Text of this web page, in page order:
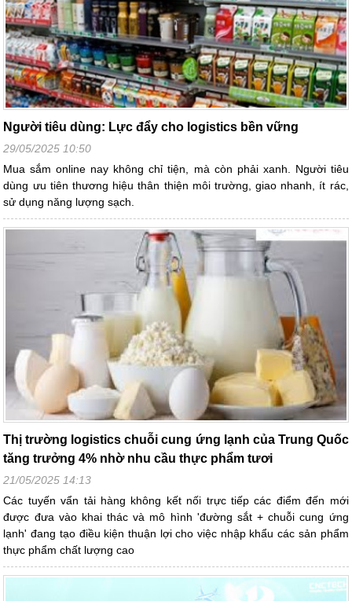
Người tiêu dùng: Lực đẩy cho logistics bền vững
29/05/2025 10:50
Mua sắm online nay không chỉ tiện, mà còn phải xanh. Người tiêu
dùng ưu tiên thương hiệu thân thiện môi trường, giao nhanh, ít rác,
sử dụng năng lượng sạch.
Thị trường logistics chuỗi cung ứng lạnh của Trung Quốc
tăng trưởng 4% nhờ nhu cầu thực phẩm tươi
21/05/2025 14:13
Các tuyến vẩn tải hàng không kết nối trực tiếp các điểm đến mới
được đưa vào khai thác và mô hình 'đường sắt + chuỗi cung ứng
lạnh' đang tạo điều kiện thuận lợi cho việc nhập khẩu các sản phẩm
thực phẩm chất lượng cao